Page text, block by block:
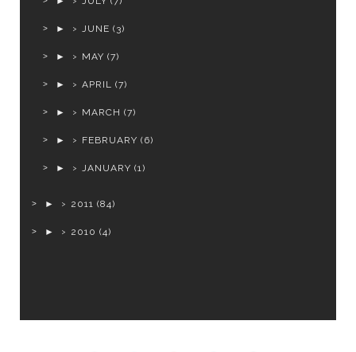
► JUNE (3)
► MAY (7)
► APRIL (7)
► MARCH (7)
► FEBRUARY (6)
► JANUARY (1)
► 2011 (84)
► 2010 (4)